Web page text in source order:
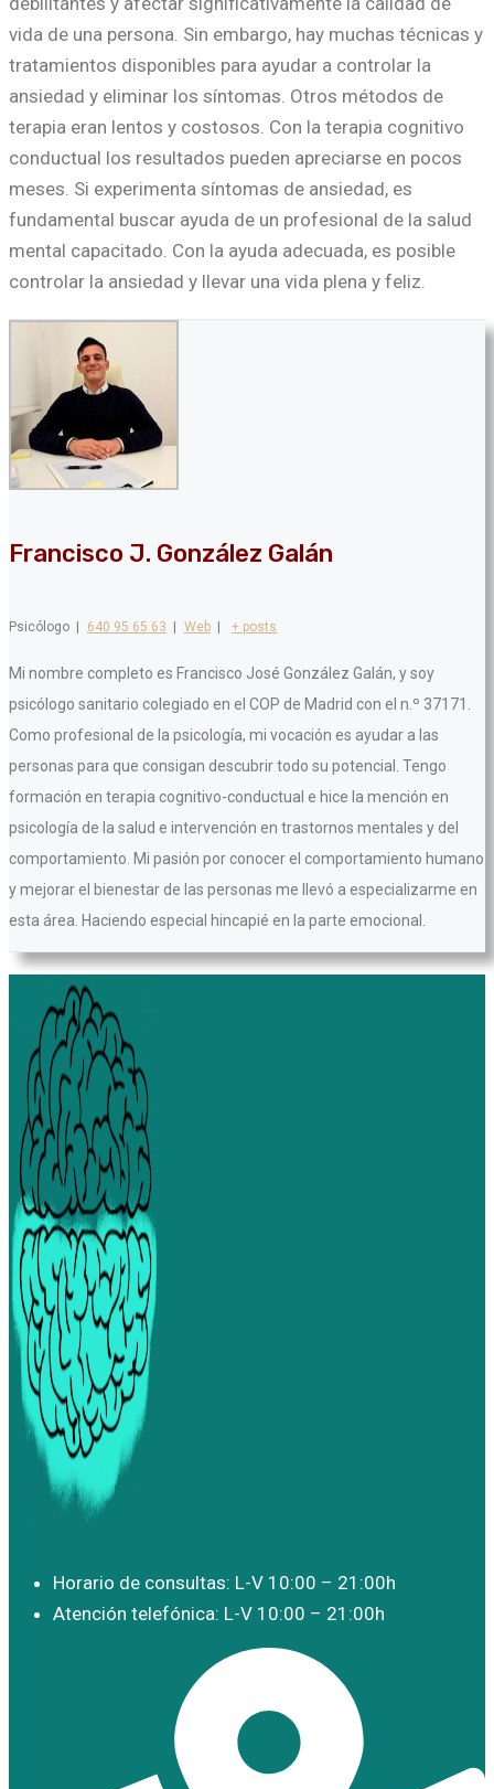
vida de una persona. Sin embargo, hay muchas técnicas y
tratamientos disponibles para ayudar a controlar la
ansiedad y eliminar los síntomas. Otros métodos de
terapia eran lentos y costosos. Con la terapia cognitivo
conductual los resultados pueden apreciarse en pocos
meses. Si experimenta síntomas de ansiedad, es
fundamental buscar ayuda de un profesional de la salud
mental capacitado. Con la ayuda adecuada, es posible
controlar la ansiedad y llevar una vida plena y feliz.
Francisco J. González Galán
Psicólogo | 640 95 65 63 | Web | + posts
Mi nombre completo es Francisco José González Galán, y soy
psicólogo sanitario colegiado en el COP de Madrid con el n.º 37171.
Como profesional de la psicología, mi vocación es ayudar a las
personas para que consigan descubrir todo su potencial. Tengo
formación en terapia cognitivo-conductual e hice la mención en
psicología de la salud e intervención en trastornos mentales y del
comportamiento. Mi pasión por conocer el comportamiento humano
y mejorar el bienestar de las personas me llevó a especializarme en
esta área. Haciendo especial hincapié en la parte emocional.
Horario de consultas: L-V 10:00 – 21:00h
Atención telefónica: L-V 10:00 – 21:00h